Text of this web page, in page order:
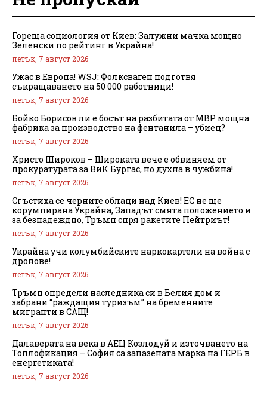
Гореща социология от Киев: Залужни мачка мощно
Зеленски по рейтинг в Украйна!
петък, 7 август 2026
Ужас в Европа! WSJ: Фолксваген подготвя
съкращаването на 50 000 работници!
петък, 7 август 2026
Бойко Борисов ли е босът на разбитата от МВР мощна
фабрика за производство на фентанила – убиец?
петък, 7 август 2026
Христо Широков – Широката вече е обвиняем от
прокуратурата за ВиК Бургас, но духна в чужбина!
петък, 7 август 2026
Сгъстиха се черните облаци над Киев! ЕС не ще
корумпирана Украйна, Западът смята положението и
за безнадеждно, Тръмп спря ракетите Пейтриът!
петък, 7 август 2026
Украйна учи колумбийските наркокартели на война с
дронове!
петък, 7 август 2026
Тръмп определи наследника си в Белия дом и
забрани “раждащия туризъм” на бременните
мигранти в САЩ!
петък, 7 август 2026
Далаверата на века в АЕЦ Козлодуй и източването на
Топлофикация – София са запазената марка на ГЕРБ в
енергетиката!
петък, 7 август 2026